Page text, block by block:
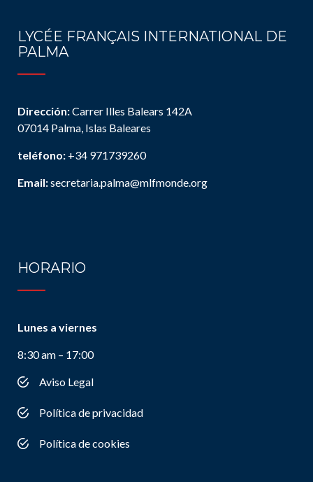
LYCÉE FRANÇAIS INTERNATIONAL DE
PALMA
Dirección:Carrer Illes Balears 142A
07014 Palma, Islas Baleares
teléfono: +34 971739260
Email:secretaria.palma@mlfmonde.org
HORARIO
Lunes a viernes
8:30 am – 17:00
Aviso Legal
Política de privacidad
Política de cookies